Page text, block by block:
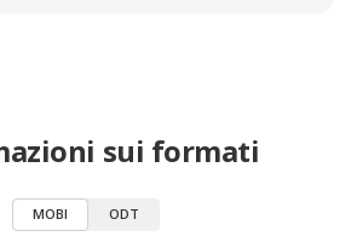
sui formati
MOBI ODT